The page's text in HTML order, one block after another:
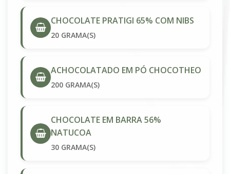
CHOCOLATE PRATIGI 65% COM NIBS
20 GRAMA(S)
ACHOCOLATADO EM PÓ CHOCOTHEO
200 GRAMA(S)
CHOCOLATE EM BARRA 56%
NATUCOA
30 GRAMA(S)